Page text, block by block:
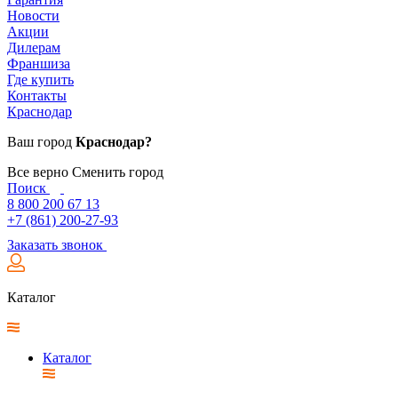
Новости
Акции
Дилерам
Франшиза
Где купить
Контакты
Краснодар
Ваш город Краснодар?
Все верно Сменить город
Поиск
8 800 200 67 13
+7 (861) 200-27-93
Заказать звонок
Каталог
Каталог